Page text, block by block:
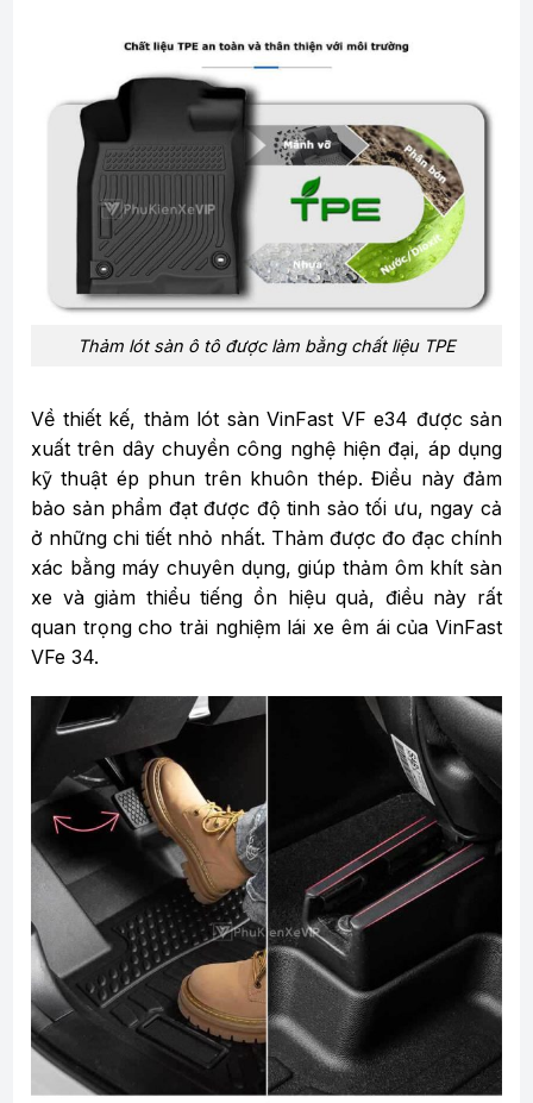
Thảm lót sàn ô tô được làm bằng chất liệu TPE
Về thiết kế, thảm lót sàn VinFast VF e34 được sản
xuất trên dây chuyền công nghệ hiện đại, áp dụng
kỹ thuật ép phun trên khuôn thép. Điều này đảm
bảo sản phẩm đạt được độ tinh sảo tối ưu, ngay cả
ở những chi tiết nhỏ nhất. Thảm được đo đạc chính
xác bằng máy chuyên dụng, giúp thảm ôm khít sàn
xe và giảm thiểu tiếng ồn hiệu quả, điều này rất
quan trọng cho trải nghiệm lái xe êm ái của VinFast
VFe 34.